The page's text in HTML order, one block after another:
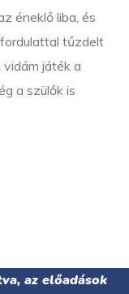
éneklő liba, és
tűzdelt
vidám játék a
a szülők is
az előadások